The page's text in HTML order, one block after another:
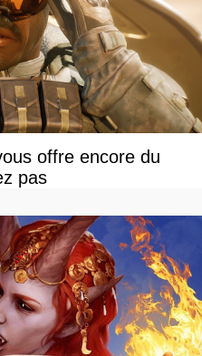
offre encore du
pas